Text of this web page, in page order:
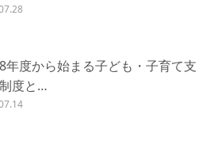
年度から始まる子ども・子育て支
度と…